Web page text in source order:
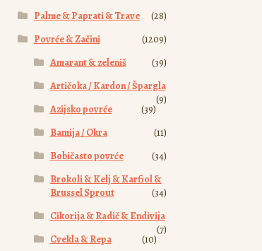
Palme & Paprati & Trave
(28)
Povrće & Začini
(1209)
Amarant & zeleniš
(39)
Artičoka / Kardon / Špargla
(9)
Azijsko povrće
(39)
Bamija / Okra
(11)
Bobičasto povrće
(34)
Brokoli & Kelj & Karfiol &
Brussel Sprout
(34)
Cikorija & Radič & Endivija
(7)
Cvekla & Repa
(10)